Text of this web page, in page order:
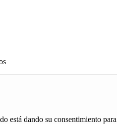
dando su consentimiento